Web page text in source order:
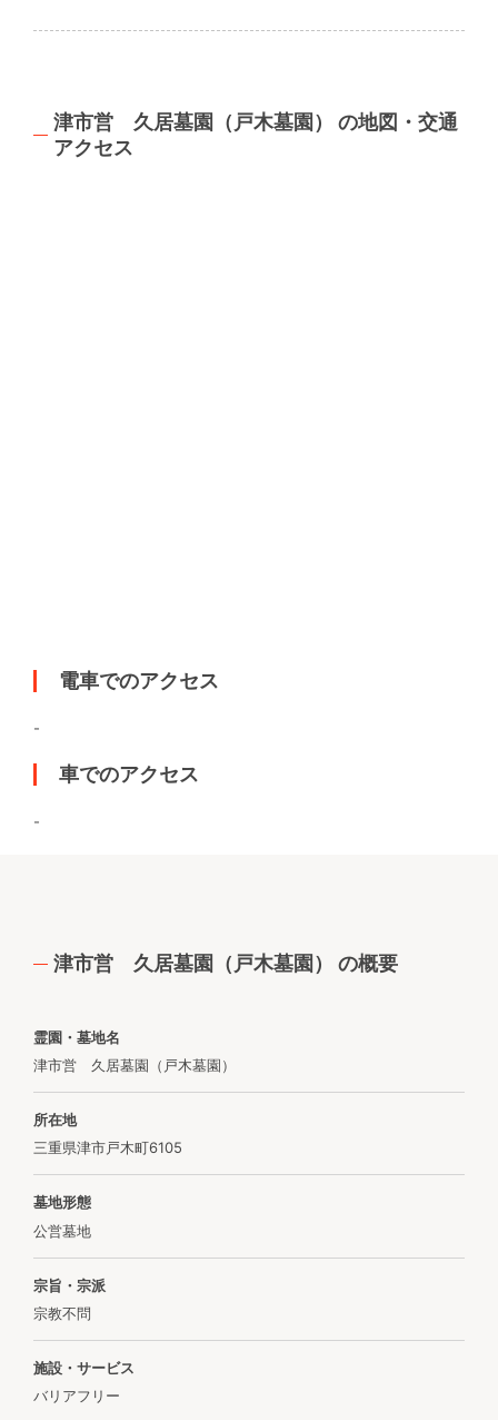
津市営 久居墓園（戸木墓園） の地図・交通
アクセス
電車でのアクセス
-
車でのアクセス
-
津市営 久居墓園（戸木墓園） の概要
霊園・墓地名
津市営 久居墓園（戸木墓園）
所在地
三重県津市戸木町6105
墓地形態
公営墓地
宗旨・宗派
宗教不問
施設・サービス
バリアフリー